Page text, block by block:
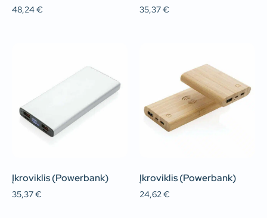
48,24€ 35,37€
Įkroviklis (Powerbank)
35,37€
Įkroviklis (Powerbank)
24,62€